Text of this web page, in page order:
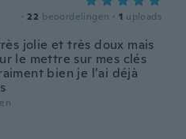
· 22 beoordelingen · 1 uploads
jolie et très doux mais
le mettre sur mes clés
bien je l’ai déjà